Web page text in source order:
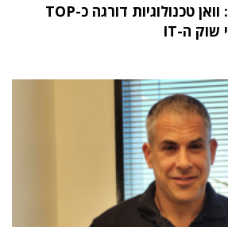
מחקר STKI השנתי: וואן טכנולוגיות דורגה כ-TOP